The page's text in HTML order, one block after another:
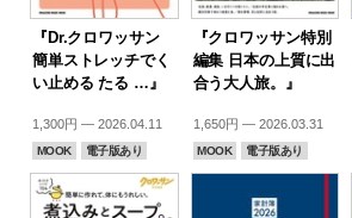
『Dr.クロワッサン
簡単ストレッチでく
い止める たる …』
1,300円 — 2026.04.11
MOOK 電子版あり
『クロワッサン特別
編集 日本の上質に出
合う大人旅。』
1,650円 — 2026.03.31
MOOK 電子版あり